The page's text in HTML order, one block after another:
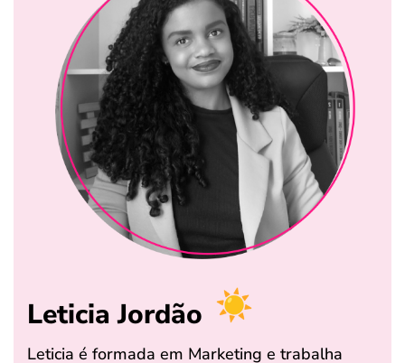
Leticia Jordão
Leticia é formada em Marketing e trabalha